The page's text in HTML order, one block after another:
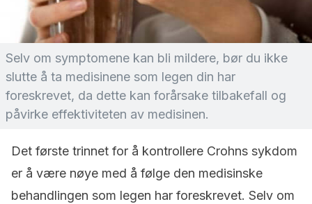
Selv om symptomene kan bli mildere, bør du ikke
slutte å ta medisinene som legen din har
foreskrevet, da dette kan forårsake tilbakefall og
påvirke effektiviteten av medisinen.
Det første trinnet for å kontrollere Crohns sykdom
er å være nøye med å følge den medisinske
behandlingen som legen har foreskrevet. Selv om